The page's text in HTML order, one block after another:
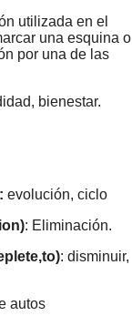
utilizada en el
una esquina o
por una de las
bienestar.
evolución, ciclo
: Eliminación.
: disminuir,
autos